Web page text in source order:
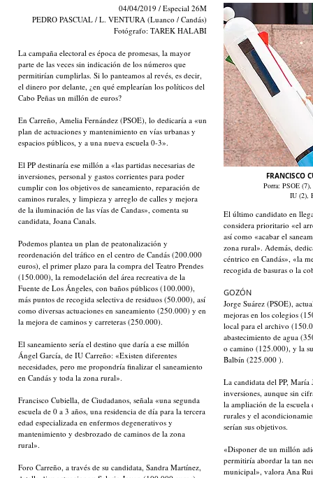
04/04/2019 / Especial 26M
PEDRO PASCUAL / L. VENTURA (Luanco / Candás)
Fotógrafo: TAREK HALABI
La campaña electoral es época de promesas, la mayor
parte de las veces sin indicación de los números que
permitirían cumplirlas. Si lo panteamos al revés, es decir,
el dinero por delante, ¿en qué emplearían los políticos del
Cabo Peñas un millón de euros?
En Carreño, Amelia Fernández (PSOE), lo dedicaría a «un
plan de actuaciones y mantenimiento en vías urbanas y
espacios públicos, y a una nueva escuela 0-3».
El PP destinaría ese millón a «las partidas necesarias de
inversiones, personal y gastos corrientes para poder
cumplir con los objetivos de saneamiento, reparación de
caminos rurales, y limpieza y arreglo de calles y mejora
de la iluminación de las vías de Candas», comenta su
candidata, Joana Canals.
Podemos plantea un plan de peatonalización y
reordenación del tráfico en el centro de Candás (200.000
euros), el primer plazo para la compra del Teatro Prendes
(150.000), la remodelación del área recreativa de la
Fuente de Los Ángeles, con baños públicos (100.000),
más puntos de recogida selectiva de residuos (50.000), así
como diversas actuaciones en saneamiento (250.000) y en
la mejora de caminos y carreteras (250.000).
El saneamiento sería el destino que daría a ese millón
Ángel García, de IU Carreño: «Existen diferentes
necesidades, pero me propondría finalizar el saneamiento
en Candás y toda la zona rural».
Francisco Cubiella, de Ciudadanos, señala «una segunda
escuela de 0 a 3 años, una residencia de día para la tercera
edad especializada en enfermos degenerativos y
mantenimiento y desbrozado de caminos de la zona
rural».
Foro Carreño, a través de su candidata, Sandra Martínez,
El último candidato en
considera prioritario «el
así como «acabar el
zona rural». Además,
céntrico en Candás», «la
recogida de basuras o la
GOZÓN
Jorge Suárez (PSOE),
mejoras en los colegios
local para el archivo
abastecimiento de agua
o camino (125.000), y la
Balbín (225.000 ).
La candidata del PP, María
inversiones, aunque sin
la ampliación de la
rurales y el
serían sus objetivos.
«Disponer de un millón
permitiría abordar la tan
municipal», valora Ana
FRANCISCO
Porra: PSOE
IU (2),